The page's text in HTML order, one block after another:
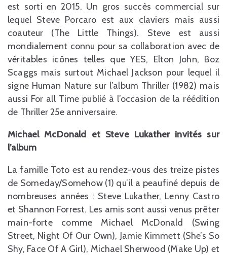
est sorti en 2015. Un gros succès commercial sur
lequel Steve Porcaro est aux claviers mais aussi
coauteur (The Little Things). Steve est aussi
mondialement connu pour sa collaboration avec de
véritables icônes telles que YES, Elton John, Boz
Scaggs mais surtout Michael Jackson pour lequel il
signe Human Nature sur l’album Thriller (1982) mais
aussi For all Time publié à l’occasion de la réédition
de Thriller 25e anniversaire.
Michael McDonald et Steve Lukather invités sur
l’album
La famille Toto est au rendez-vous des treize pistes
de Someday/Somehow (1) qu’il a peaufiné depuis de
nombreuses années : Steve Lukather, Lenny Castro
et Shannon Forrest. Les amis sont aussi venus prêter
main-forte comme Michael McDonald (Swing
Street, Night Of Our Own), Jamie Kimmett (She’s So
Shy, Face Of A Girl), Michael Sherwood (Make Up) et